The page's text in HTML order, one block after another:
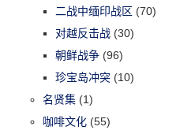
二战中缅印战区 (70)
对越反击战 (30)
朝鲜战争 (96)
珍宝岛冲突 (10)
名贤集 (1)
咖啡文化 (55)